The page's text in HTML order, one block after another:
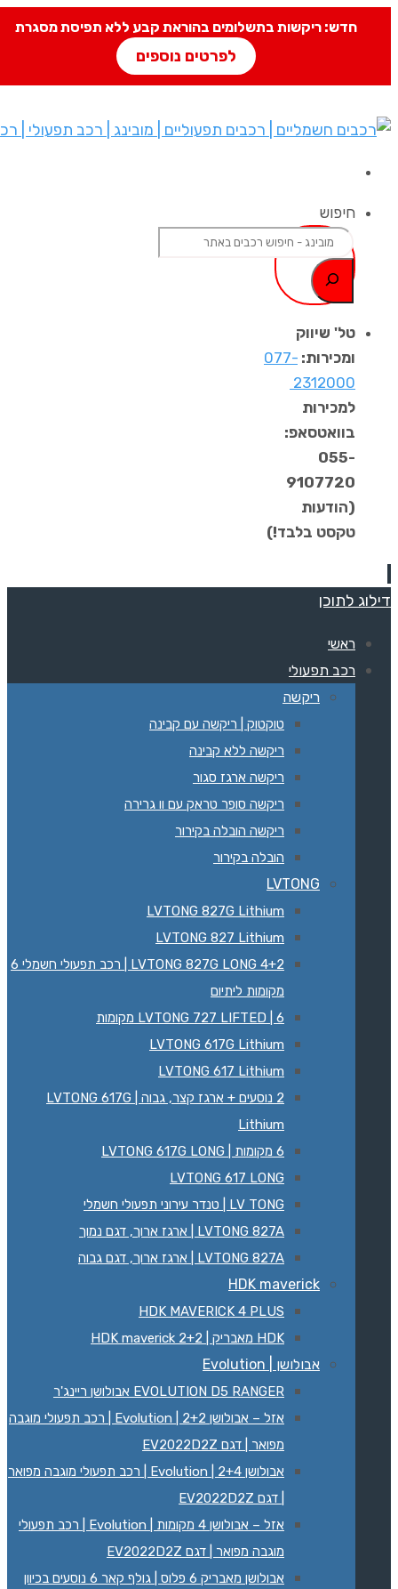
חדש: ריקשות בתשלומים בהוראת קבע ללא תפיסת מסגרת
לפרטים נוספים
חיפוש
טל' שיווק
ומכירות: 077-
2312000 ​
למכירות
בוואטסאפ:
055-
9107720
(הודעות
טקסט בלבד!)
דילוג לתוכן
ראשי
רכב תפעולי
ריקשה
טוקטוק | ריקשה עם קבינה
ריקשה ללא קבינה
ריקשה ארגז סגור
ריקשה סופר טראק עם וו גרירה
ריקשה הובלה בקירור
הובלה בקירור
LVTONG
LVTONG 827G Lithium
LVTONG 827 Lithium
LVTONG 827G LONG 4+2 | רכב תפעולי חשמלי 6
מקומות ליתיום
LVTONG 727 LIFTED | 6 מקומות
LVTONG 617G Lithium
LVTONG 617 Lithium
2 נוסעים + ארגז קצר, גבוה | LVTONG 617G
Lithium
6 מקומות | LVTONG 617G LONG
LVTONG 617 LONG
LV TONG | טנדר עירוני תפעולי חשמלי
LVTONG 827A | ארגז ארוך, דגם נמוך
LVTONG 827A | ארגז ארוך, דגם גבוה
HDK maverick
HDK MAVERICK 4 PLUS
HDK מאבריק | HDK maverick 2+2
אבולושן | Evolution
EVOLUTION D5 RANGER אבולושן ריינג'ר
אזל – אבולושן 2+2 | Evolution | רכב תפעולי מוגבה
מפואר | דגם EV2022D2Z
אבולושן 2+4 | Evolution | רכב תפעולי מוגבה מפואר
| דגם EV2022D2Z
אזל – אבולושן 4 מקומות | Evolution | רכב תפעולי
מוגבה מפואר | דגם EV2022D2Z
אבולושן מאבריק 6 פלוס | גולף קאר 6 נוסעים בכיוון